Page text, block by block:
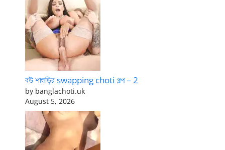
বউ শাশুড়ির swapping choti গল্প – 2
by banglachoti.uk
August 5, 2026